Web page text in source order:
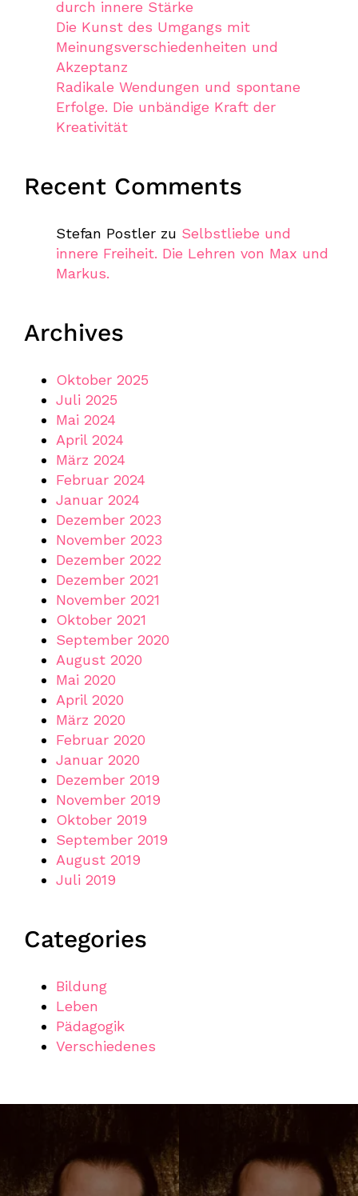
durch innere Stärke
Die Kunst des Umgangs mit
Meinungsverschiedenheiten und
Akzeptanz
Radikale Wendungen und spontane
Erfolge. Die unbändige Kraft der
Kreativität
Recent Comments
Stefan Postler zu Selbstliebe und
innere Freiheit. Die Lehren von Max und
Markus.
Archives
Oktober 2025
Juli 2025
Mai 2024
April 2024
März 2024
Februar 2024
Januar 2024
Dezember 2023
November 2023
Dezember 2022
Dezember 2021
November 2021
Oktober 2021
September 2020
August 2020
Mai 2020
April 2020
März 2020
Februar 2020
Januar 2020
Dezember 2019
November 2019
Oktober 2019
September 2019
August 2019
Juli 2019
Categories
Bildung
Leben
Pädagogik
Verschiedenes